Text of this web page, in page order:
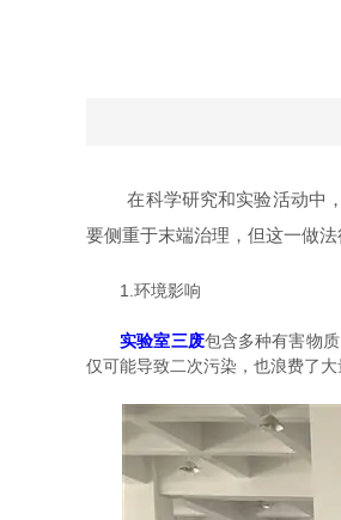
在科学研究和实验活动中，
要侧重于末端治理，但这一做
1.环境影响
实验室三废包含多种有害物
仅可能导致二次污染，也浪费了大